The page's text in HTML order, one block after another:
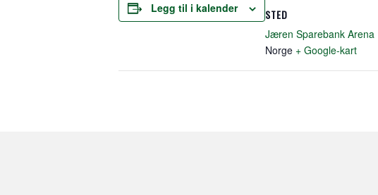
Legg til i kalender STED
Jæren Sparebank Arena
Norge + Google-kart